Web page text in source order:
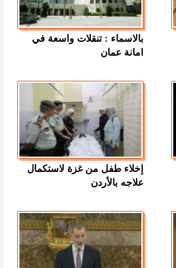
بالاسماء : تنقلات واسعة في
امانة عمان
إخلاء طفل من غزة لاستكمال
علاجه بالأردن